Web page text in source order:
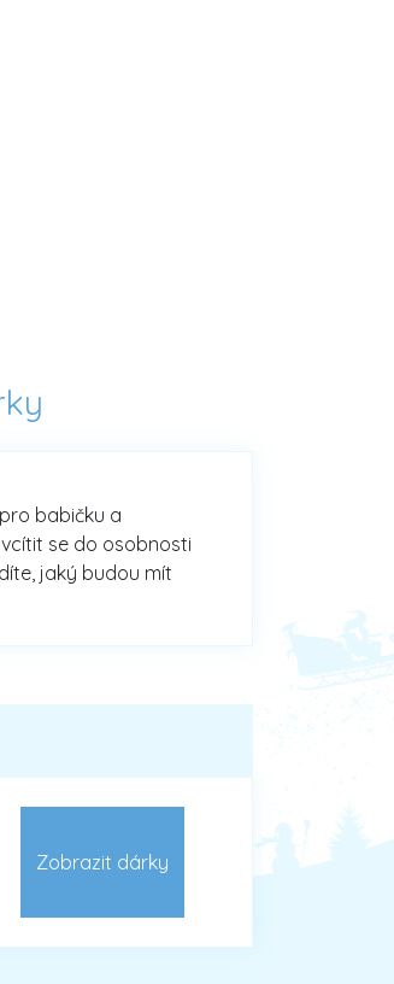
babičku a
se do osobnosti
jaký budou mít